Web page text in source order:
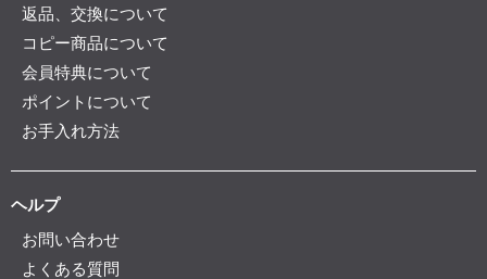
返品、交換について
コピー商品について
会員特典について
ポイントについて
お手入れ方法
ヘルプ
お問い合わせ
よくある質問